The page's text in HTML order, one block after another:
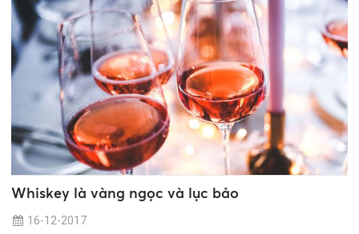
Whiskey là vàng ngọc và lục bảo
16-12-2017